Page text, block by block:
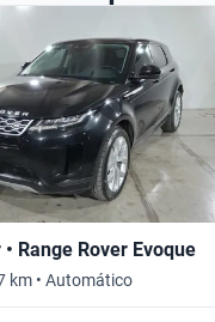
Range Rover Evoque
km • Automático